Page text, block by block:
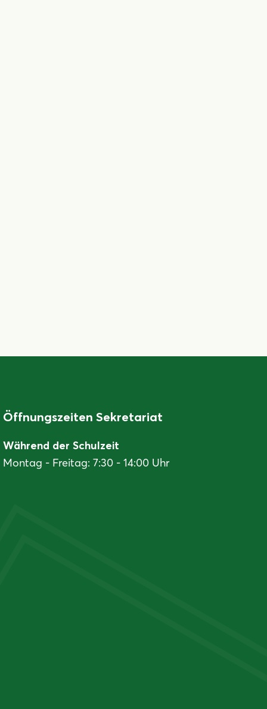
Öffnungszeiten Sekretariat
Während der Schulzeit
Montag - Freitag: 7:30 - 14:00 Uhr